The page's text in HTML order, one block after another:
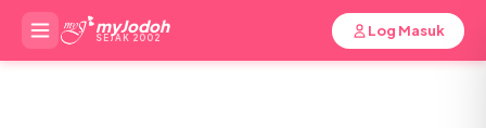
myJodoh
SEJAK 2002 Log Masuk